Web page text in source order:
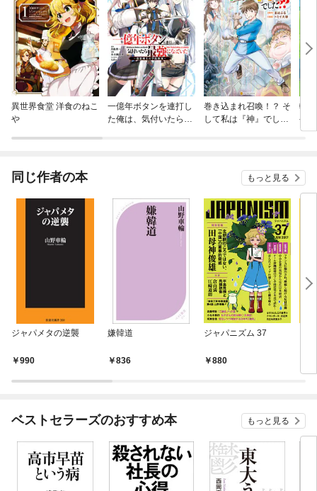
異世界食堂 洋食のねこ
や
一億年ボタンを連打し
た俺は、気付いたら最
巻き込まれ召喚！？ そ
して私は『神』でし
転
や
同じ作者の本 もっと見る
ジャパメタの逆襲
990
嫌韓道
836
ジャパニズム 37
880
ベストセラーズのおすすめ本 もっと見る